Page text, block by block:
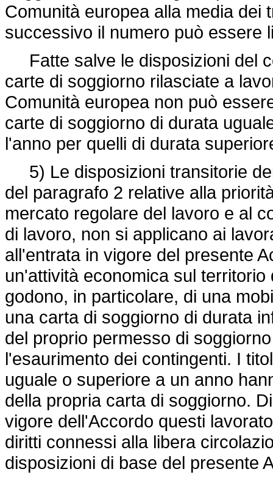
Comunità europea alla media dei
successivo il numero può essere
Fatte salve le disposizioni del
carte di soggiorno rilasciate a
Comunità europea non può
carte di soggiorno di durata
l'anno per quelli di durata
5) Le disposizioni transitorie
del paragrafo 2 relative alla
mercato regolare del lavoro e al
di lavoro, non si applicano ai
all'entrata in vigore del presente
un'attività economica sul
godono, in particolare, di una
una carta di soggiorno di durata
del proprio permesso di
l'esaurimento dei contingenti. I
uguale o superiore a un anno
della propria carta di soggiorno.
vigore dell'Accordo questi
diritti connessi alla libera
disposizioni di base del presente